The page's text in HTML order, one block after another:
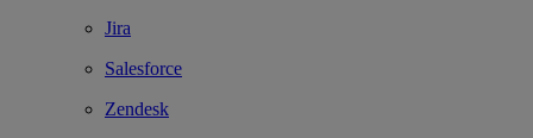
Jira
Salesforce
Zendesk